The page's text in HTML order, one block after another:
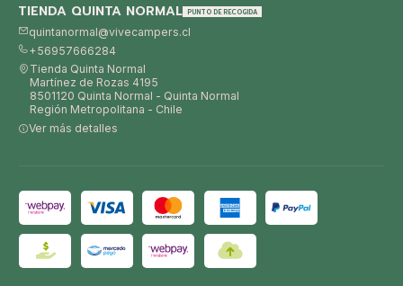
TIENDA QUINTA NORMAL PUNTO DE RECOGIDA
quintanormal@vivecampers.cl
+56957666284
Tienda Quinta Normal
Martínez de Rozas 4195
8501120 Quinta Normal - Quinta Normal
Región Metropolitana - Chile
Ver más detalles